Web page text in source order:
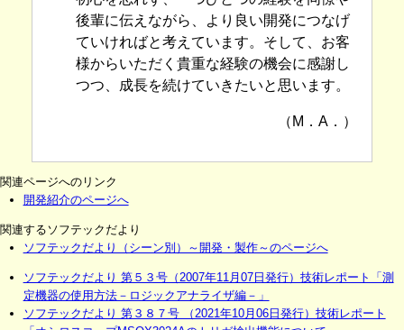
後輩に伝えながら、より良い開発につなげ
ていければと考えています。そして、お客
様からいただく貴重な経験の機会に感謝し
つつ、成長を続けていきたいと思います。
（M．A．）
関連ページへのリンク
開発紹介のページへ
関連するソフテックだより
ソフテックだより（シーン別）～開発・製作～のページへ
ソフテックだより 第５３号（2007年11月07日発行）技術レポート「測
定機器の使用方法－ロジックアナライザ編－」
ソフテックだより 第３８７号 （2021年10月06日発行）技術レポート